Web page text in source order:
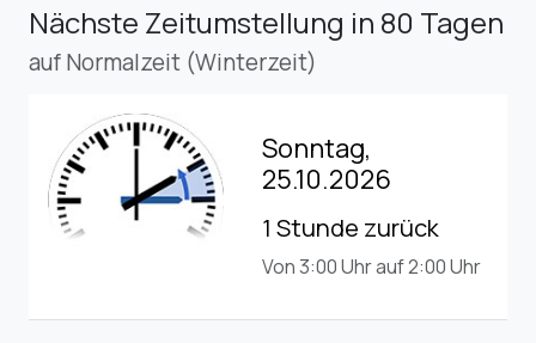
Nächste Zeitumstellung in 80 Tagen
auf Normalzeit (Winterzeit)
Sonntag,
25.10.2026
1 Stunde zurück
Von 3:00 Uhr auf 2:00 Uhr